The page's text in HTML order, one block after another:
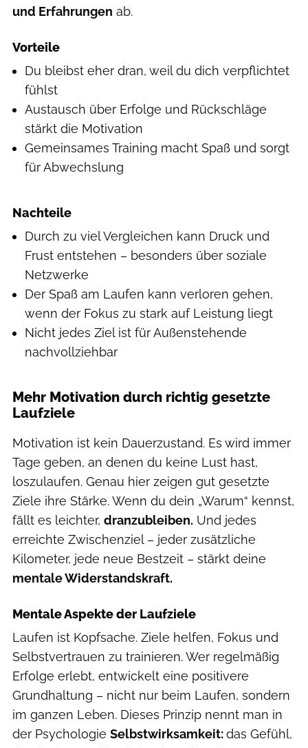
und Erfahrungen ab.
Vorteile
Du bleibst eher dran, weil du dich verpflichtet
fühlst
Austausch über Erfolge und Rückschläge
stärkt die Motivation
Gemeinsames Training macht Spaß und sorgt
für Abwechslung
Nachteile
Durch zu viel Vergleichen kann Druck und
Frust entstehen – besonders über soziale
Netzwerke
Der Spaß am Laufen kann verloren gehen,
wenn der Fokus zu stark auf Leistung liegt
Nicht jedes Ziel ist für Außenstehende
nachvollziehbar
Mehr Motivation durch richtig gesetzte
Laufziele
Motivation ist kein Dauerzustand. Es wird immer
Tage geben, an denen du keine Lust hast,
loszulaufen. Genau hier zeigen gut gesetzte
Ziele ihre Stärke. Wenn du dein „Warum“ kennst,
fällt es leichter, dranzubleiben. Und jedes
erreichte Zwischenziel – jeder zusätzliche
Kilometer, jede neue Bestzeit – stärkt deine
mentale Widerstandskraft.
Mentale Aspekte der Laufziele
Laufen ist Kopfsache. Ziele helfen, Fokus und
Selbstvertrauen zu trainieren. Wer regelmäßig
Erfolge erlebt, entwickelt eine positivere
Grundhaltung – nicht nur beim Laufen, sondern
im ganzen Leben. Dieses Prinzip nennt man in
der Psychologie Selbstwirksamkeit:das Gefühl,